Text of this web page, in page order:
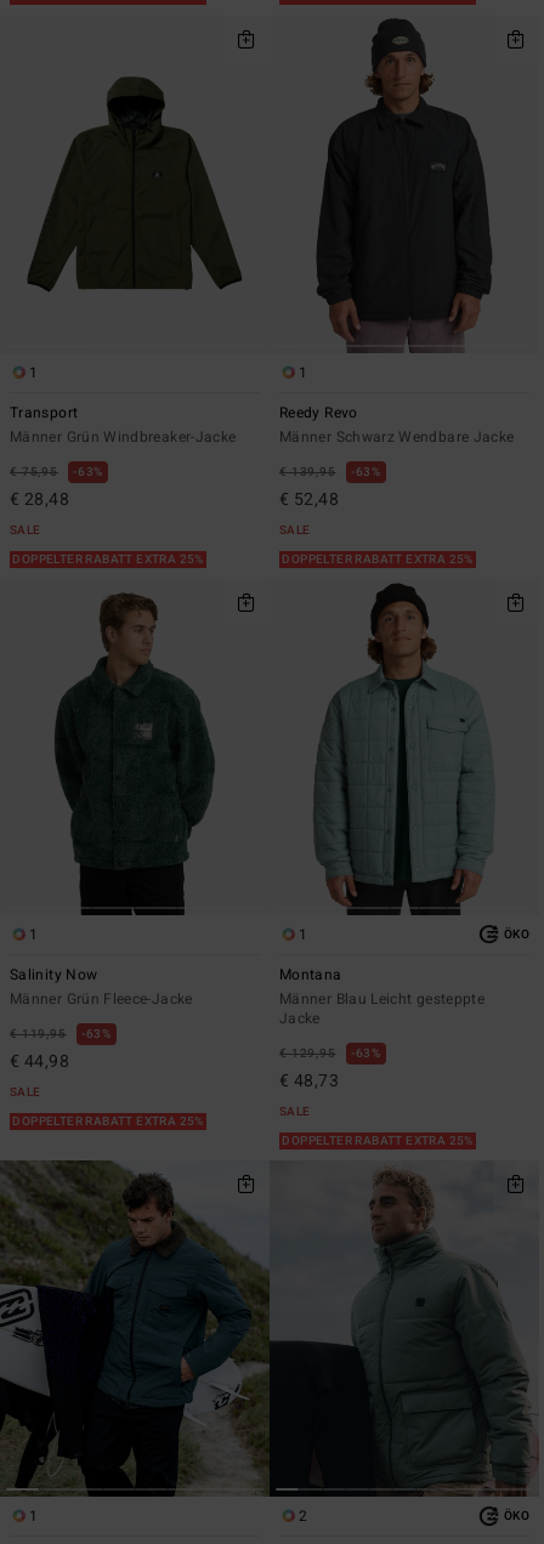
1
Transport
Männer Grün Windbreaker-Jacke
€ 75,95 63%
€ 28,48
SALE
DOPPELTER RABATT EXTRA 25%
1
Reedy Revo
Männer Schwarz Wendbare Jacke
€ 139,95 63%
€ 52,48
SALE
DOPPELTER RABATT EXTRA 25%
1
Salinity Now
Männer Grün Fleece-Jacke
€ 119,95 63%
€ 44,98
SALE
DOPPELTER RABATT EXTRA 25%
1 ÖKO
Montana
Männer Blau Leicht gesteppte
Jacke
€ 129,95 63%
€ 48,73
SALE
DOPPELTER RABATT EXTRA 25%
1
2 ÖKO